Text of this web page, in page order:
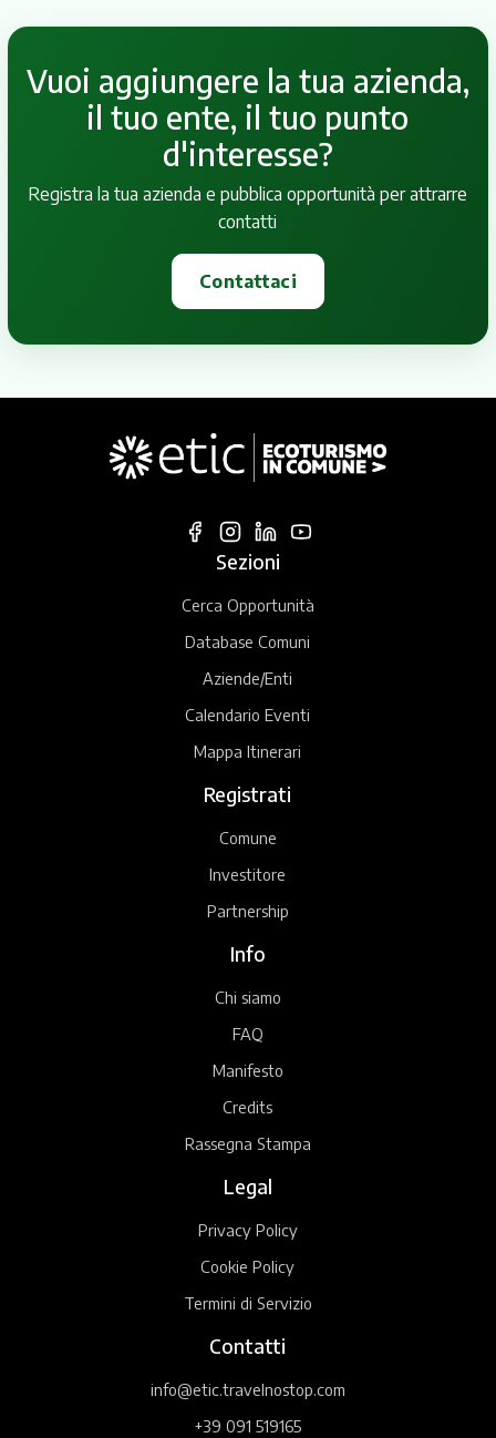
Vuoi aggiungere la tua azienda,
il tuo ente, il tuo punto
d'interesse?
Registra la tua azienda e pubblica opportunità per attrarre
contatti
Contattaci
Sezioni
Cerca Opportunità
Database Comuni
Aziende/Enti
Calendario Eventi
Mappa Itinerari
Registrati
Comune
Investitore
Partnership
Info
Chi siamo
FAQ
Manifesto
Credits
Rassegna Stampa
Legal
Privacy Policy
Cookie Policy
Termini di Servizio
Contatti
info@etic.travelnostop.com
+39 091 519165